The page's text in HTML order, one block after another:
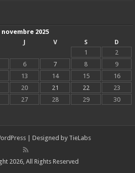
novembre 2025
J V S
D
1
2
6 7 8
9
13 14 15
16
20 21 22
23
27 28 29
30
| Designed by TieLabs
2026, All Rights Reserved